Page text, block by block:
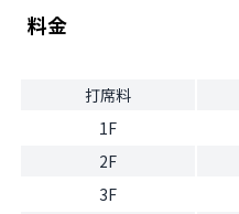
料金
打席料
1F
2F
3F